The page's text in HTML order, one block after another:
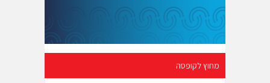
מחוץ לקופסה